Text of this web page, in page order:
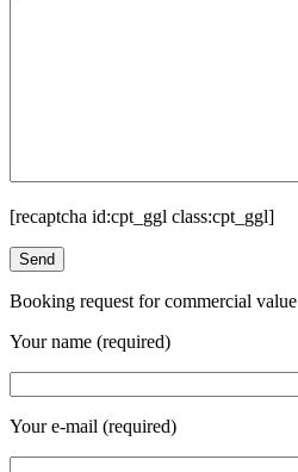
[recaptcha id:cpt_ggl class:cpt_ggl]
Booking request for commercial value
Your name (required)
Your e-mail (required)